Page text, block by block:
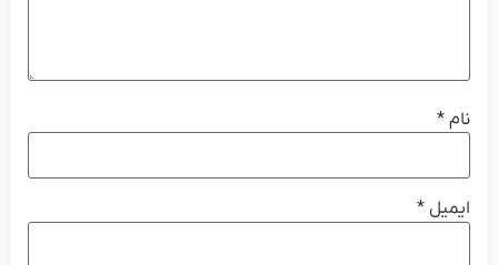
نام *
ایمیل *